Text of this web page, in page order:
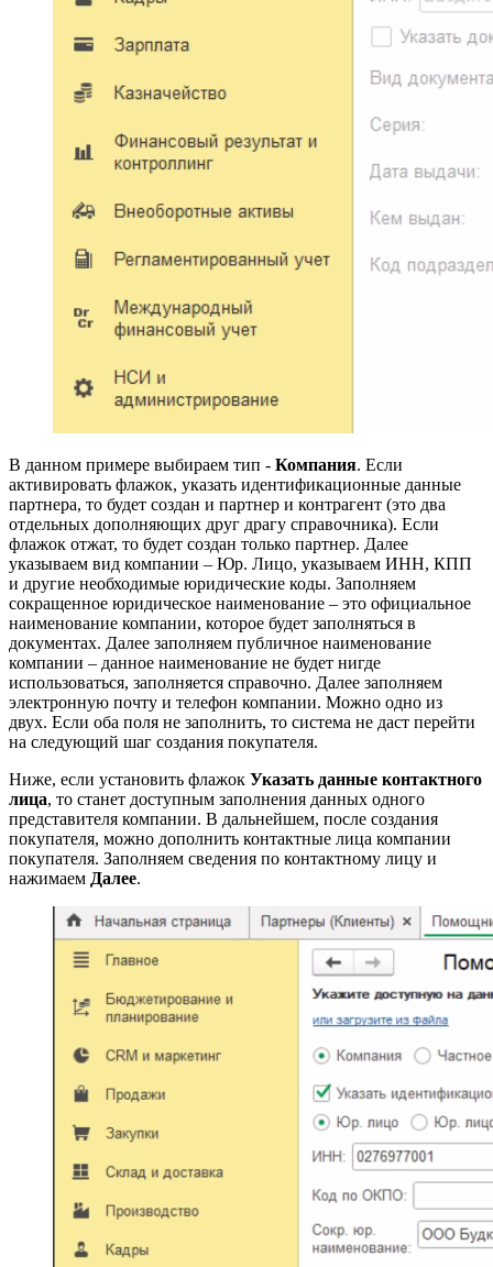
В данном примере выбираем тип - Компания. Если
активировать флажок, указать идентификационные данные
партнера, то будет создан и партнер и контрагент (это два
отдельных дополняющих друг драгу справочника). Если
флажок отжат, то будет создан только партнер. Далее
указываем вид компании – Юр. Лицо, указываем ИНН, КПП
и другие необходимые юридические коды. Заполняем
сокращенное юридическое наименование – это официальное
наименование компании, которое будет заполняться в
документах. Далее заполняем публичное наименование
компании – данное наименование не будет нигде
использоваться, заполняется справочно. Далее заполняем
электронную почту и телефон компании. Можно одно из
двух. Если оба поля не заполнить, то система не даст перейти
на следующий шаг создания покупателя.
Ниже, если установить флажок Указать данные контактного
лица, то станет доступным заполнения данных одного
представителя компании. В дальнейшем, после создания
покупателя, можно дополнить контактные лица компании
покупателя. Заполняем сведения по контактному лицу и
нажимаем Далее.